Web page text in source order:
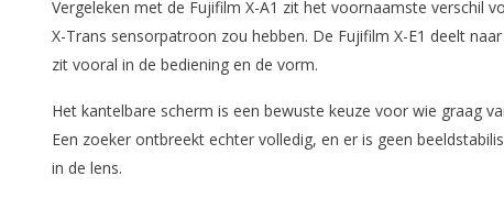
Vergeleken met de Fujifilm X-A1 zit het voornaamste verschil
X-Trans sensorpatroon zou hebben. De Fujifilm X-E1 deelt
zit vooral in de bediening en de vorm.
Het kantelbare scherm is een bewuste keuze voor wie graag
Een zoeker ontbreekt echter volledig, en er is geen
in de lens.